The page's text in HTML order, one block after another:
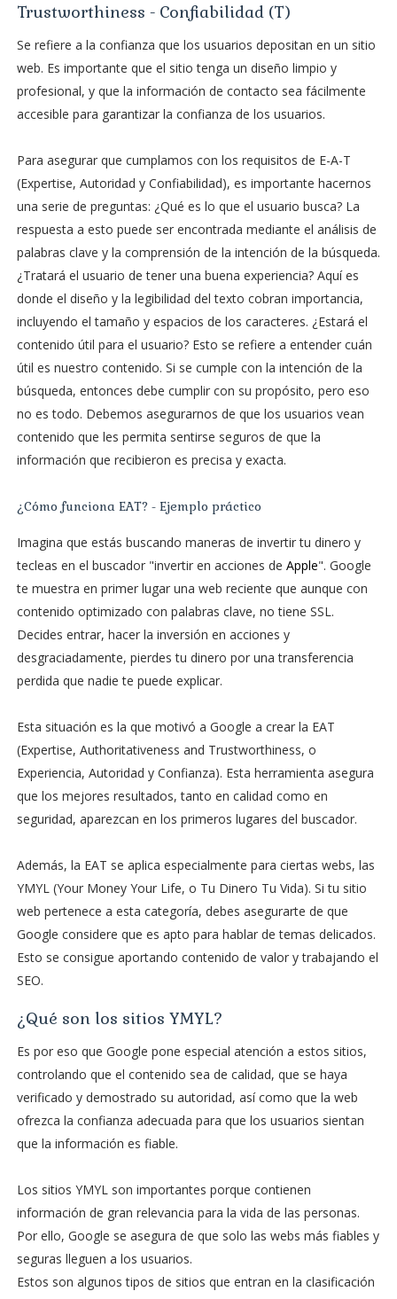
Trustworthiness - Confiabilidad (T)
Se refiere a la confianza que los usuarios depositan en un sitio
web. Es importante que el sitio tenga un diseño limpio y
profesional, y que la información de contacto sea fácilmente
accesible para garantizar la confianza de los usuarios.
Para asegurar que cumplamos con los requisitos de E-A-T
(Expertise, Autoridad y Confiabilidad), es importante hacernos
una serie de preguntas: ¿Qué es lo que el usuario busca? La
respuesta a esto puede ser encontrada mediante el análisis de
palabras clave y la comprensión de la intención de la búsqueda.
¿Tratará el usuario de tener una buena experiencia? Aquí es
donde el diseño y la legibilidad del texto cobran importancia,
incluyendo el tamaño y espacios de los caracteres. ¿Estará el
contenido útil para el usuario? Esto se refiere a entender cuán
útil es nuestro contenido. Si se cumple con la intención de la
búsqueda, entonces debe cumplir con su propósito, pero eso
no es todo. Debemos asegurarnos de que los usuarios vean
contenido que les permita sentirse seguros de que la
información que recibieron es precisa y exacta.
¿Cómo funciona EAT? - Ejemplo práctico
Imagina que estás buscando maneras de invertir tu dinero y
tecleas en el buscador "invertir en acciones de Apple". Google
te muestra en primer lugar una web reciente que aunque con
contenido optimizado con palabras clave, no tiene SSL.
Decides entrar, hacer la inversión en acciones y
desgraciadamente, pierdes tu dinero por una transferencia
perdida que nadie te puede explicar.
Esta situación es la que motivó a Google a crear la EAT
(Expertise, Authoritativeness and Trustworthiness, o
Experiencia, Autoridad y Confianza). Esta herramienta asegura
que los mejores resultados, tanto en calidad como en
seguridad, aparezcan en los primeros lugares del buscador.
Además, la EAT se aplica especialmente para ciertas webs, las
YMYL (Your Money Your Life, o Tu Dinero Tu Vida). Si tu sitio
web pertenece a esta categoría, debes asegurarte de que
Google considere que es apto para hablar de temas delicados.
Esto se consigue aportando contenido de valor y trabajando el
SEO.
¿Qué son los sitios YMYL?
Es por eso que Google pone especial atención a estos sitios,
controlando que el contenido sea de calidad, que se haya
verificado y demostrado su autoridad, así como que la web
ofrezca la confianza adecuada para que los usuarios sientan
que la información es fiable.
Los sitios YMYL son importantes porque contienen
información de gran relevancia para la vida de las personas.
Por ello, Google se asegura de que solo las webs más fiables y
seguras lleguen a los usuarios.
Estos son algunos tipos de sitios que entran en la clasificación